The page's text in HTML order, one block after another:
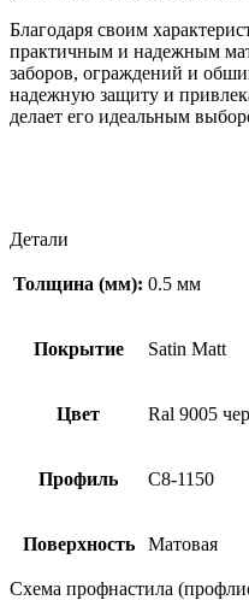
Благодаря своим
практичным и надежным
заборов, ограждений и
надежную защиту и
делает его идеальным
Детали
Толщина (мм): 0.5 мм
Покрытие Satin Мatt
Цвет Ral 9005
Профиль С8-1150
Поверхность Матовая
Схема профнастила